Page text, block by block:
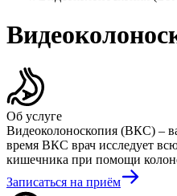
Об услуге
Видеоколоноскопия (ВКС) –
время ВКС врач исследует
кишечника при помощи
Записаться на приём